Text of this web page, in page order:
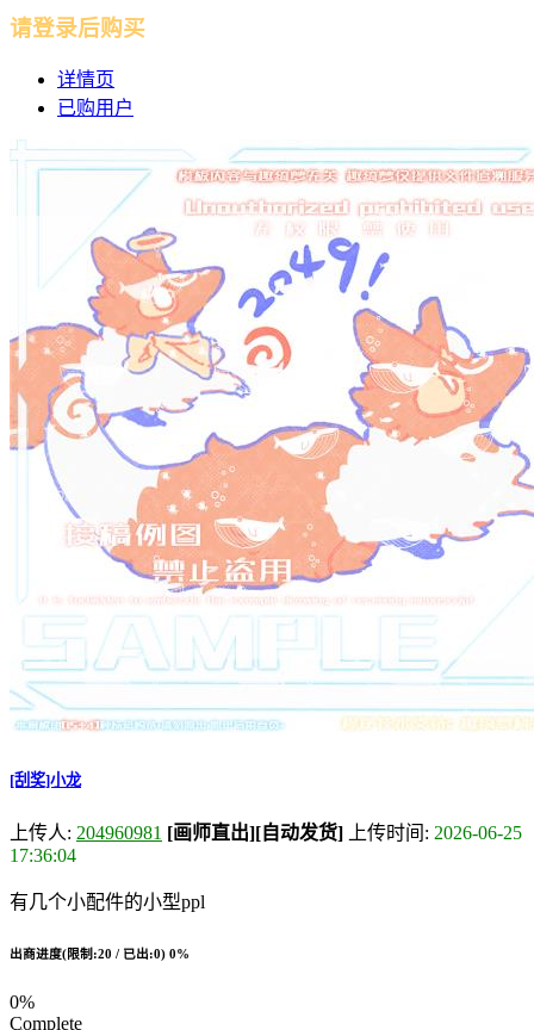
请登录后购买
详情页
已购用户
[刮奖]小龙
上传人: 204960981 [画师直出][自动发货] 上传时间: 2026-06-25
17:36:04
有几个小配件的小型ppl
出商进度(限制:20 / 已出:0) 0%
0%
Complete